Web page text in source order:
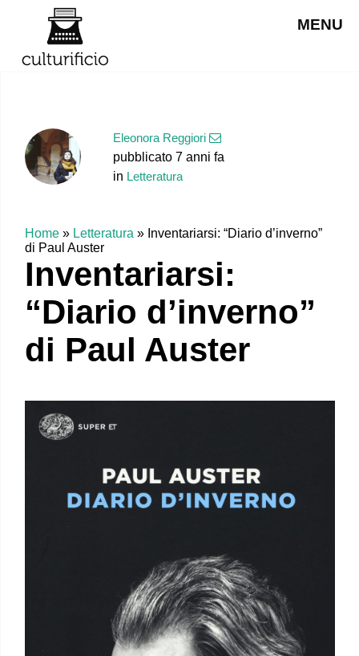
MENU
Eleonora Reggiori
pubblicato 7 anni fa
in Letteratura
Home » Letteratura » Inventariarsi: “Diario d’inverno”
di Paul Auster
Inventariarsi:
“Diario d’inverno”
di Paul Auster